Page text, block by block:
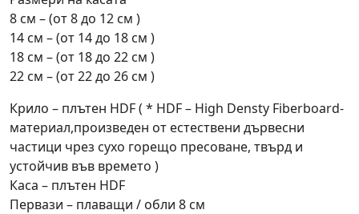
8 см – (от 8 до 12 см )
14 см – (от 14 до 18 см )
18 см – (от 18 до 22 см )
22 см – (от 22 до 26 см )
Крило – плътен HDF ( * HDF – High Densty Fiberboard-
материал,произведен от естествени дървесни
частици чрез сухо горещо пресоване, твърд и
устойчив във времето )
Каса – плътен HDF
Первази – плаващи / обли 8 см